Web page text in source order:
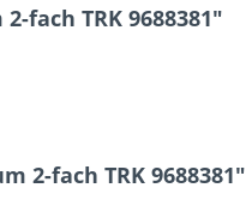
fach TRK 9688381"
2-fach TRK 9688381"